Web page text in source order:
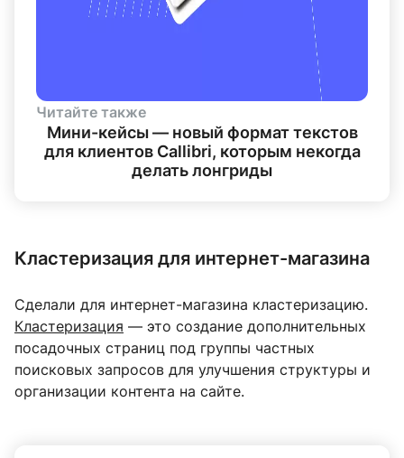
Читайте также
Мини-кейсы — новый формат текстов
для клиентов Callibri, которым некогда
делать лонгриды
Кластеризация для интернет-магазина
Сделали для интернет-магазина кластеризацию.
Кластеризация — это создание дополнительных
посадочных страниц под группы частных
поисковых запросов для улучшения структуры и
организации контента на сайте.